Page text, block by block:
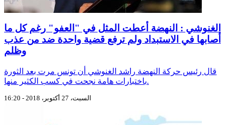
الغنوشي : النهضة أعطت المثل في "العفو" رغم كل ما
أصابها في الاستبداد ولم ترفع قضية واحدة ضد من عذب
وظلم
قال رئيس حركة النهضة راشد الغنوشي أن تونس مرت بعد الثورة
باختبارات هامة نجحت في كسب الكثير منها.
السبت، 27 أكتوبر، 2018 - 16:20